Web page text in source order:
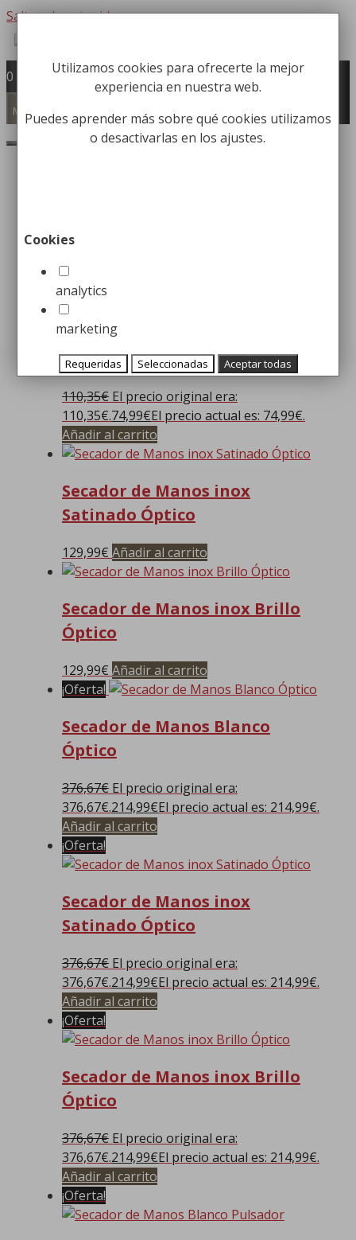
Saltar al contenido
Fabricación y comercialización de
equipamiento para la higiene industrial
Búsqueda de productos
0
Menú
Secador de Manos Blanco
Óptico
110,35€ El precio original era:
110,35€.74,99€El precio actual es: 74,99€.
Añadir al carrito
Secador de Manos inox
Satinado Óptico
129,99€ Añadir al carrito
Secador de Manos inox Brillo
Óptico
129,99€ Añadir al carrito
¡Oferta!
Secador de Manos Blanco
Óptico
376,67€ El precio original era:
376,67€.214,99€El precio actual es: 214,99€.
Añadir al carrito
¡Oferta!
Secador de Manos inox
Satinado Óptico
376,67€ El precio original era:
376,67€.214,99€El precio actual es: 214,99€.
Añadir al carrito
¡Oferta!
Secador de Manos inox Brillo
Óptico
376,67€ El precio original era:
376,67€.214,99€El precio actual es: 214,99€.
Añadir al carrito
¡Oferta!
Utilizamos cookies para ofrecerte la mejor
experiencia en nuestra web.
Puedes aprender más sobre qué cookies utilizamos
o desactivarlas en los ajustes.
Cookies
analytics
marketing
Requeridas Seleccionadas Aceptar todas